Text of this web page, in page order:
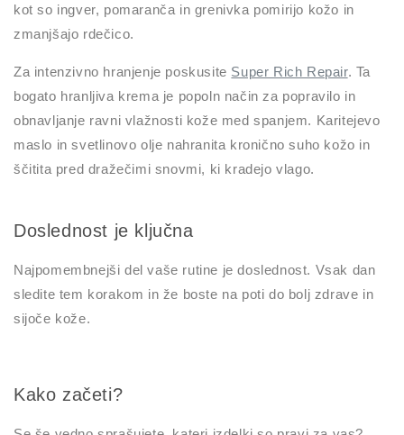
kot so ingver, pomaranča in grenivka pomirijo kožo in
zmanjšajo rdečico.
Za intenzivno hranjenje poskusite Super Rich Repair. Ta
bogato hranljiva krema je popoln način za popravilo in
obnavljanje ravni vlažnosti kože med spanjem. Karitejevo
maslo in svetlinovo olje nahranita kronično suho kožo in
ščitita pred dražečimi snovmi, ki kradejo vlago.
Doslednost je ključna
Najpomembnejši del vaše rutine je doslednost. Vsak dan
sledite tem korakom in že boste na poti do bolj zdrave in
sijoče kože.
Kako začeti?